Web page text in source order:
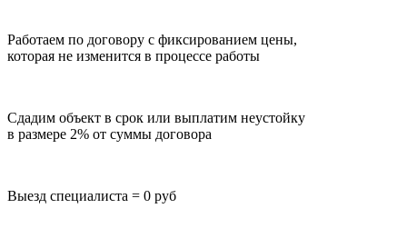
Работаем по договору с фиксированием цены,
которая не изменится в процессе работы
Сдадим объект в срок или выплатим неустойку
в размере 2% от суммы договора
Выезд специалиста = 0 руб